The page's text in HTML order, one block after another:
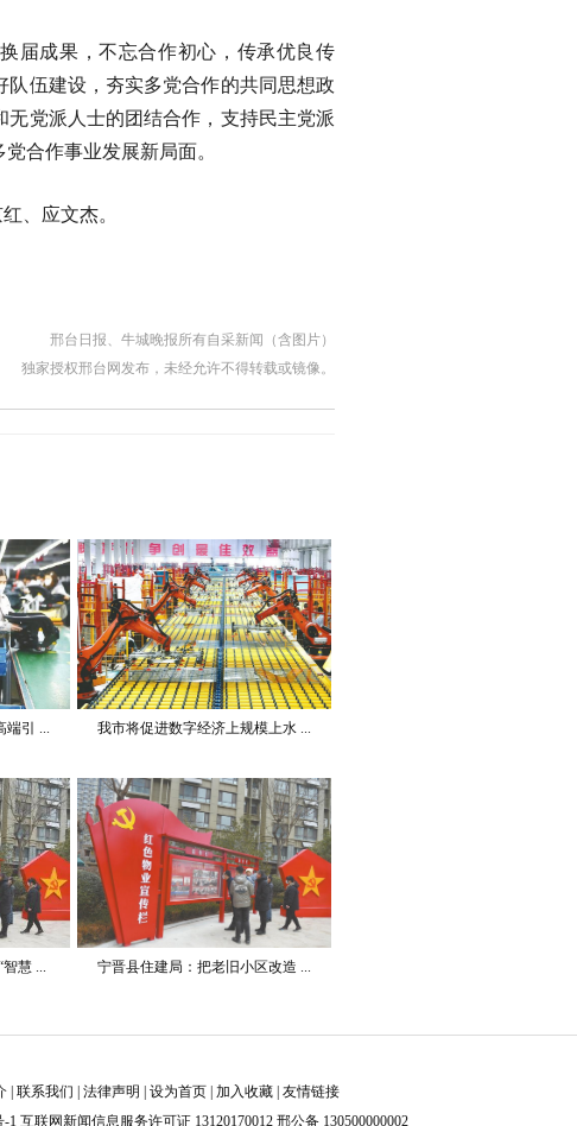
届成果，不忘合作初心，传承优良传
伍建设，夯实多党合作的共同思想政
党派人士的团结合作，支持民主党派
合作事业发展新局面。
、应文杰。
邢台日报、牛城晚报所有自采新闻（含图片）
独家授权邢台网发布，未经允许不得转载或镜像。
端引 ... 我市将促进数字经济上规模上水 ...
慧 ... 宁晋县住建局：把老旧小区改造 ...
联系我们 法律声明 设为首页 加入收藏 友情链接
-1 互联网新闻信息服务许可证 13120170012 邢公备 130500000002